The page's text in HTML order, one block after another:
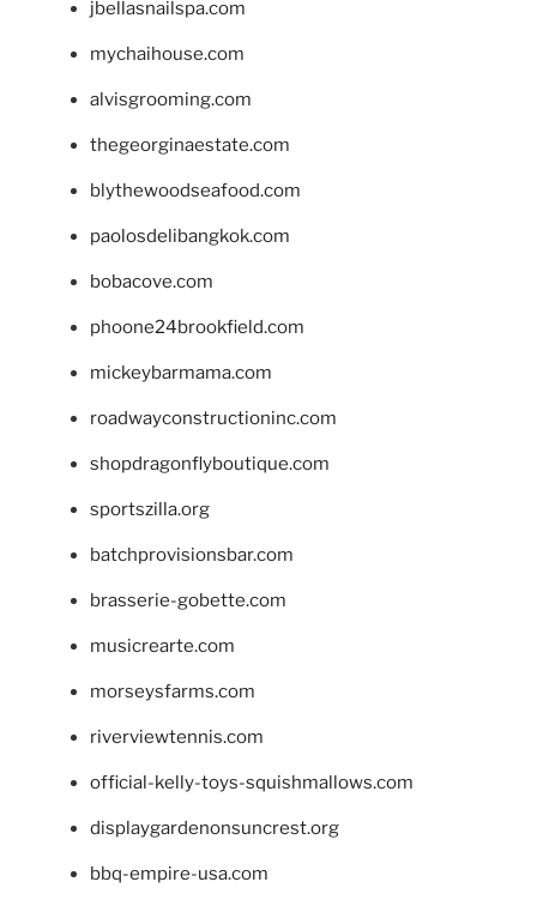
jbellasnailspa.com
mychaihouse.com
alvisgrooming.com
thegeorginaestate.com
blythewoodseafood.com
paolosdelibangkok.com
bobacove.com
phoone24brookfield.com
mickeybarmama.com
roadwayconstructioninc.com
shopdragonflyboutique.com
sportszilla.org
batchprovisionsbar.com
brasserie-gobette.com
musicrearte.com
morseysfarms.com
riverviewtennis.com
official-kelly-toys-squishmallows.com
displaygardenonsuncrest.org
bbq-empire-usa.com